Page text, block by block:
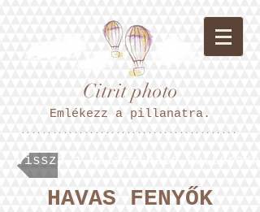
Citrit photo
Emlékezz a pillanatra.
*****************************************
Vissza a választható
HAVAS FENYŐK